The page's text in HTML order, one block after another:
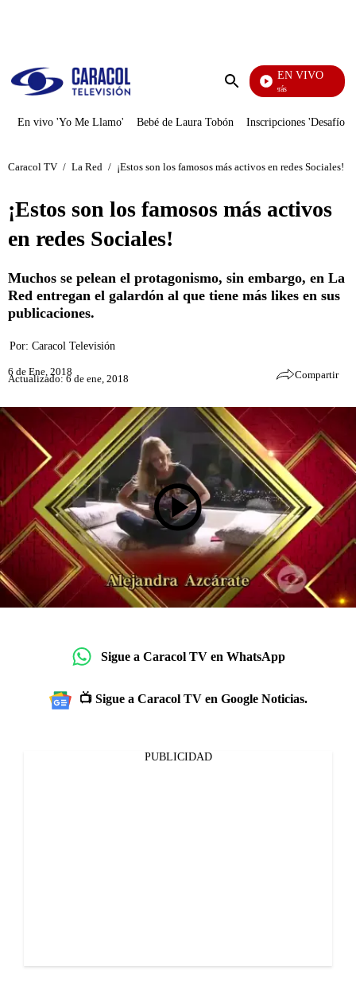
Enviar
EN VIVO
También Caerás
En vivo 'Yo Me Llamo' Bebé de Laura Tobón Inscripciones 'Desafío'
Caracol TV / La Red / ¡Estos son los famosos más activos en redes Sociales!
¡Estos son los famosos más activos
en redes Sociales!
Muchos se pelean el protagonismo, sin embargo, en La
Red entregan el galardón al que tiene más likes en sus
publicaciones.
Por: Caracol Televisión
6 de Ene, 2018
Actualizado: 6 de ene, 2018 Compartir
Sigue a Caracol TV en WhatsApp
📺 Sigue a Caracol TV en Google Noticias.
PUBLICIDAD